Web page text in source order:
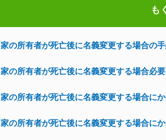
も
家の所有者が死亡後に名義変更する場合の
家の所有者が死亡後に名義変更する場合必
家の所有者が死亡後に名義変更する場合に
家の所有者が死亡後に名義変更する場合に